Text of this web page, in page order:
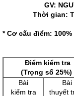
GV:
Thời gian:
* Cơ cấu điểm: 100%
Điểm kiểm tra
(Trọng số 25%)
Bài
kiểm tra
Bài
thuyết